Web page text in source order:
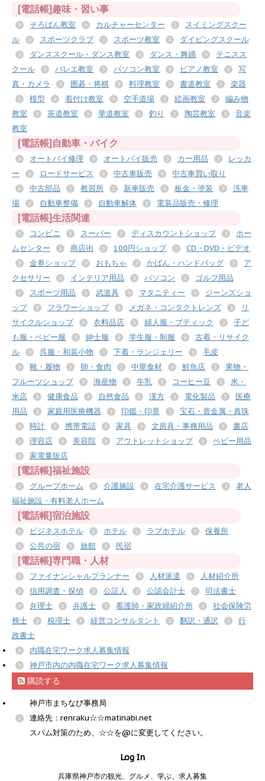
[電話帳]趣味・習い事
そろばん教室 カルチャーセンター
スイミングスクー
ル
スポーツクラブ スポーツ教室
ダイビングスクール
ダンススクール・ダンス教室
ダンス・舞踊
テニスス
クール
バレエ教室 パソコン教室 ピアノ教室
写
真・カメラ
囲碁・将棋 料理教室 書道教室
楽器
模型
着付け教室 空手道場 絵画教室
編み物
教室
茶道教室 華道教室 釣り 陶芸教室
音楽
教室
[電話帳]自動車・バイク
オートバイ修理 オートバイ販売 カー用品
レッカ
ー
ロードサービス 中古車販売
中古車買い取り
中古部品
教習所 新車販売 板金・塗装
洗車
場
自動車整備 自動車解体 電装品販売・修理
[電話帳]生活関連
コンビニ スーパー ディスカウントショップ
ホー
ムセンター
商店街 100円ショップ
CD・DVD・ビデオ
金券ショップ
おもちゃ かばん・ハンドバッグ
ア
クセサリー
インテリア用品 パソコン
ゴルフ用品
スポーツ用品
武道具 マタニティー
ジーンズショ
ップ
フラワーショップ メガネ・コンタクトレンズ
リ
サイクルショップ
衣料品店 婦人服・ブティック
子ど
も服・ベビー服
紳士服 学生服・制服
古着・リサイク
ル
呉服・和装小物 下着・ランジェリー
毛皮
靴・履物
卵・食肉 中華食材 鮮魚店
果物・
フルーツショップ
海産物 牛乳 コーヒー豆
米・
米店
健康食品 自然食品 漢方 電化製品
医療
用品
家庭用医療機器 印鑑・印章
宝石・貴金属・真珠
時計
携帯電話 家具 文房具・事務用品
書店
理容店
美容院 アウトレットショップ
ベビー用品
家電量販店
[電話帳]福祉施設
グループホーム 介護施設 在宅介護サービス
老人
福祉施設・有料老人ホーム
[電話帳]宿泊施設
ビジネスホテル ホテル ラブホテル
保養所
公共の宿
旅館 民宿
[電話帳]専門職・人材
ファイナンシャルプランナー 人材派遣
人材紹介所
信用調査・探偵
公証人 公認会計士
司法書士
弁理士
弁護士 看護師・家政婦紹介所
社会保険労
務士
税理士 経営コンサルタント 翻訳・通訳
行
政書士
内職在宅ワーク求人募集情報
神戸市内の内職在宅ワーク求人募集情報
購読する
神戸市まちなび事務局
連絡先：renraku☆☆matinabi.net
スパム対策のため、☆☆を@に変更してください。
Log In
兵庫県神戸市の観光、グルメ、学ぶ、求人募集